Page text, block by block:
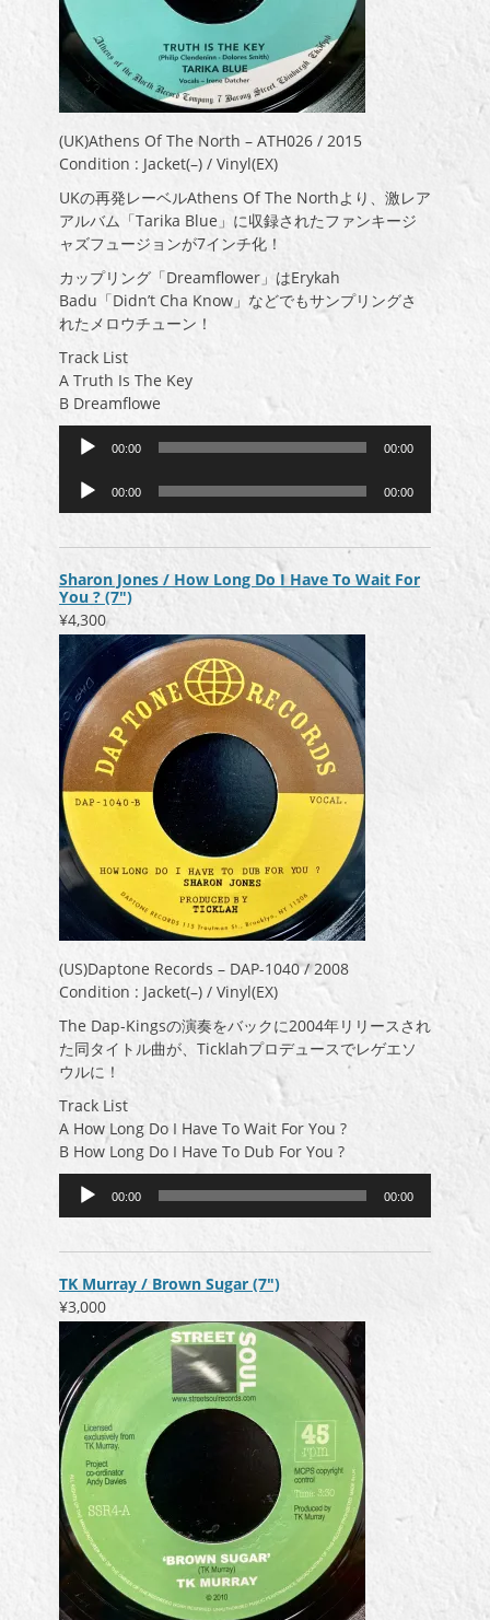
(UK)Athens Of The North – ATH026 / 2015
Condition : Jacket(–) / Vinyl(EX)
UKの再発レーベルAthens Of The Northより、激レア
アルバム「Tarika Blue」に収録されたファンキージ
ャズフュージョンが7インチ化！
カップリング「Dreamflower」はErykah
Badu「Didn’t Cha Know」などでもサンプリングさ
れたメロウチューン！
Track List
A Truth Is The Key
B Dreamflowe
ヤ
ー
00:00 00:00
レ
ー
ヤ
ー
00:00 00:00
Sharon Jones / How Long Do I Have To Wait For
You ? (7″)
¥4,300
(US)Daptone Records – DAP-1040 / 2008
Condition : Jacket(–) / Vinyl(EX)
The Dap-Kingsの演奏をバックに2004年リリースされ
た同タイトル曲が、Ticklahプロデュースでレゲエソ
ウルに！
Track List
A How Long Do I Have To Wait For You ?
B How Long Do I Have To Dub For You ?
レ
ー
ヤ
ー
00:00 00:00
TK Murray / Brown Sugar (7″)
¥3,000